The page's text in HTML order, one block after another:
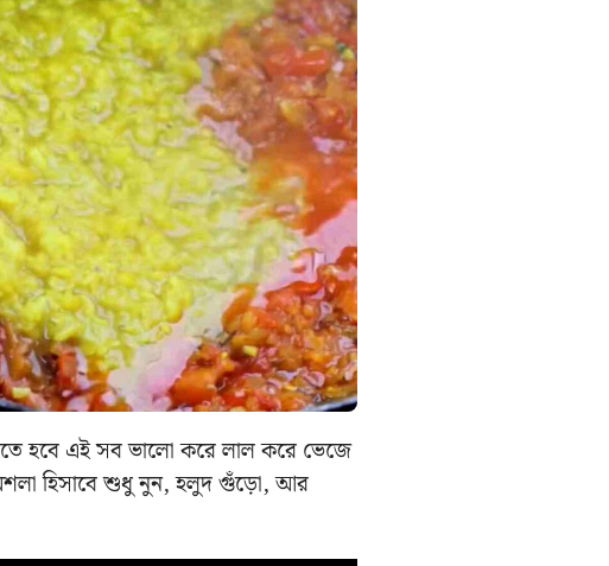
হবে এই সব ভালো করে লাল করে ভেজে
মশলা হিসাবে শুধু নুন, হলুদ গুঁড়ো, আর